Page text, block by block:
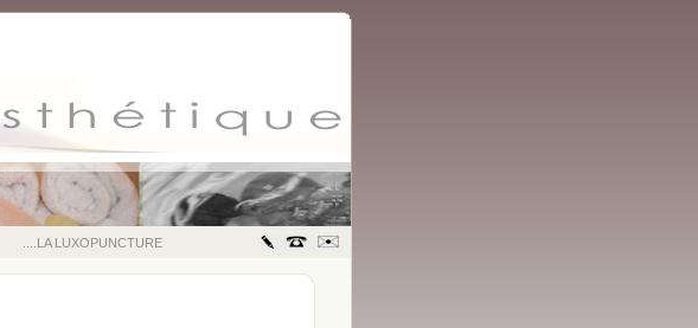
....LA LUXOPUNCTURE